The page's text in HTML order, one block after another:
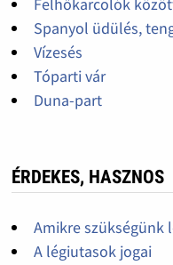
Felhőkarcolók
Spanyol üdülés,
Vízesés
Tóparti vár
Duna-part
ÉRDEKES, HASZNOS
Amikre szükségünk
A légiutasok jogai